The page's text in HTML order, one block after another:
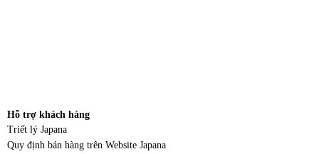
Hỗ trợ khách hàng
Triết lý Japana
Quy định bán hàng trên Website Japana